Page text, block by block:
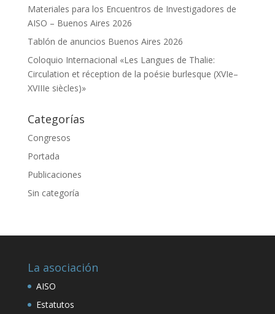
Materiales para los Encuentros de Investigadores de
AISO – Buenos Aires 2026
Tablón de anuncios Buenos Aires 2026
Coloquio Internacional «Les Langues de Thalie:
Circulation et réception de la poésie burlesque (XVIe–
XVIIIe siècles)»
Categorías
Congresos
Portada
Publicaciones
Sin categoría
La asociación
AISO
Estatutos